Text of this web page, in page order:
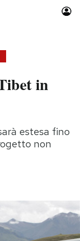
Idee
in
estesa fino
non